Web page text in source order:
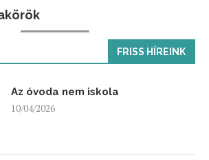
FRISS HÍREINK
Az óvoda nem iskola
10/04/2026